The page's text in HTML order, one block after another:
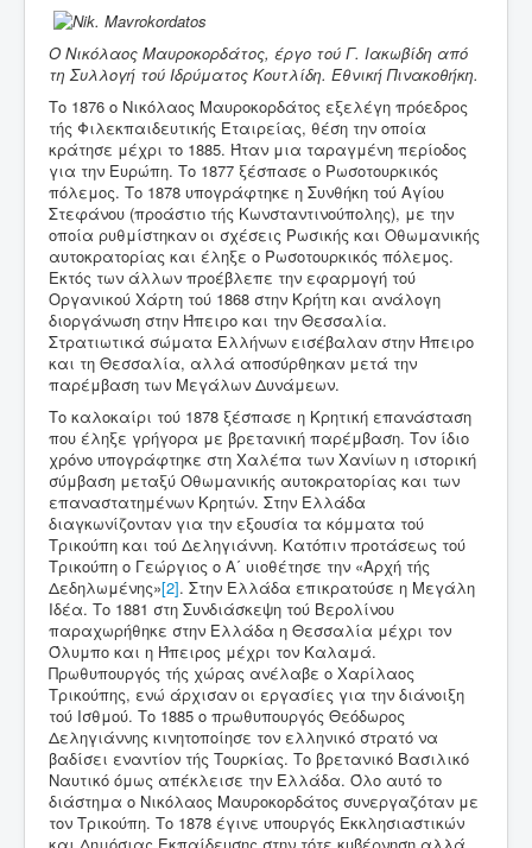
Ο Νικόλαος Μαυροκορδάτος, έργο τού Γ. Ιακωβίδη από
τη Συλλογή τού Ιδρύματος Κουτλίδη. Εθνική Πινακοθήκη.
Το 1876 ο Νικόλαος Μαυροκορδάτος εξελέγη πρόεδρος
τής Φιλεκπαιδευτικής Εταιρείας, θέση την οποία
κράτησε μέχρι το 1885. Ήταν μια ταραγμένη περίοδος
για την Ευρώπη. Το 1877 ξέσπασε ο Ρωσοτουρκικός
πόλεμος. Το 1878 υπογράφτηκε η Συνθήκη τού Αγίου
Στεφάνου (προάστιο τής Κωνσταντινούπολης), με την
οποία ρυθμίστηκαν οι σχέσεις Ρωσικής και Οθωμανικής
αυτοκρατορίας και έληξε ο Ρωσοτουρκικός πόλεμος.
Εκτός των άλλων προέβλεπε την εφαρμογή τού
Οργανικού Χάρτη τού 1868 στην Κρήτη και ανάλογη
διοργάνωση στην Ήπειρο και την Θεσσαλία.
Στρατιωτικά σώματα Ελλήνων εισέβαλαν στην Ήπειρο
και τη Θεσσαλία, αλλά αποσύρθηκαν μετά την
παρέμβαση των Μεγάλων Δυνάμεων.
Το καλοκαίρι τού 1878 ξέσπασε η Κρητική επανάσταση
που έληξε γρήγορα με βρετανική παρέμβαση. Τον ίδιο
χρόνο υπογράφτηκε στη Χαλέπα των Χανίων η ιστορική
σύμβαση μεταξύ Οθωμανικής αυτοκρατορίας και των
επαναστατημένων Κρητών. Στην Ελλάδα
διαγκωνίζονταν για την εξουσία τα κόμματα τού
Τρικούπη και τού Δεληγιάννη. Κατόπιν προτάσεως τού
Τρικούπη ο Γεώργιος ο Α΄ υιοθέτησε την «Αρχή τής
Δεδηλωμένης»[2]. Στην Ελλάδα επικρατούσε η Μεγάλη
Ιδέα. Το 1881 στη Συνδιάσκεψη τού Βερολίνου
παραχωρήθηκε στην Ελλάδα η Θεσσαλία μέχρι τον
Όλυμπο και η Ήπειρος μέχρι τον Καλαμά.
Πρωθυπουργός τής χώρας ανέλαβε ο Χαρίλαος
Τρικούπης, ενώ άρχισαν οι εργασίες για την διάνοιξη
τού Ισθμού. Το 1885 ο πρωθυπουργός Θεόδωρος
Δεληγιάννης κινητοποίησε τον ελληνικό στρατό να
βαδίσει εναντίον τής Τουρκίας. Το βρετανικό Βασιλικό
Ναυτικό όμως απέκλεισε την Ελλάδα. Όλο αυτό το
διάστημα ο Νικόλαος Μαυροκορδάτος συνεργαζόταν με
τον Τρικούπη. Το 1878 έγινε υπουργός Εκκλησιαστικών